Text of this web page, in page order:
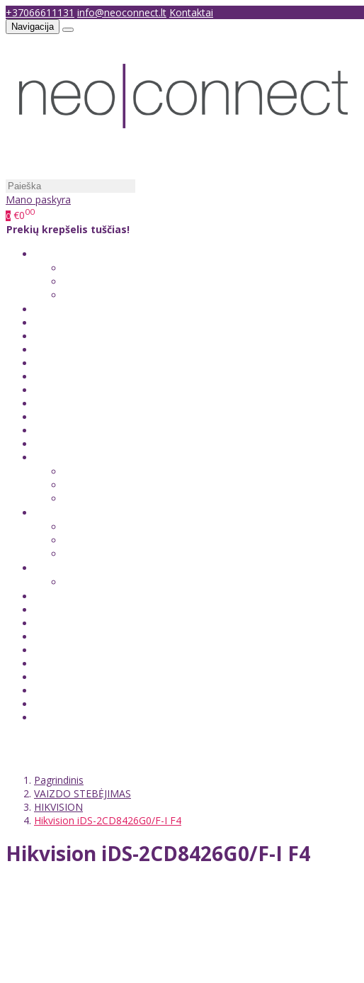
+37066611131 info@neoconnect.lt Kontaktai
Navigacija
Mano paskyra
0 €000
Prekių krepšelis tuščias!
Pagrindinis
VAIZDO STEBĖJIMAS
HIKVISION
Hikvision iDS-2CD8426G0/F-I F4
Hikvision iDS-2CD8426G0/F-I F4